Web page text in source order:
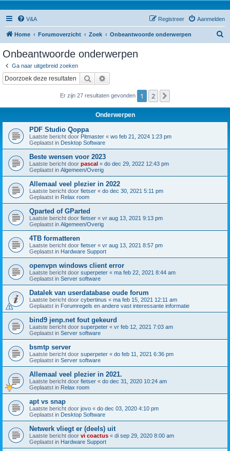
V&A Aanmelden
Registreer
Home Forumoverzicht Zoek Onbeantwoorde onderwerpen
Onbeantwoorde onderwerpen
Ga naar uitgebreid zoeken
Zoek
Er zijn 27 resultaten gevonden 1 2
Onderwerpen
PDF Studio Qoppa
Laatste bericht door Pitmaster « wo feb 21, 2024 1:23 pm
Geplaatst in Desktop Software
Beste wensen voor 2023
Laatste bericht door pascal « do dec 29, 2022 12:43 pm
Geplaatst in Algemeen/Overig
Allemaal veel plezier in 2022
Laatste bericht door fietser « do dec 30, 2021 5:11 pm
Geplaatst in Relax room
Qparted of GParted
Laatste bericht door fietser « vr aug 13, 2021 9:13 pm
Geplaatst in Algemeen/Overig
4TB formatteren
Laatste bericht door fietser « vr aug 13, 2021 8:57 pm
Geplaatst in Hardware Support
openvpn windows client error
Laatste bericht door superpeter « ma feb 22, 2021 8:44 am
Geplaatst in Server software
Datalek van userdatabase oude forum
Laatste bericht door cybertinus « ma feb 15, 2021 12:11 am
Geplaatst in Forumregels en andere vast interessante informatie
bind9 jenp.net fout gekeurd
Laatste bericht door superpeter « vr feb 12, 2021 7:03 am
Geplaatst in Server software
bsmtp server
Laatste bericht door superpeter « do feb 11, 2021 6:36 pm
Geplaatst in Server software
Allemaal veel plezier in 2021.
Laatste bericht door fietser « do dec 31, 2020 10:24 am
Geplaatst in Relax room
apt vs snap
Laatste bericht door jovo « do dec 03, 2020 4:10 pm
Geplaatst in Desktop Software
Netwerk vliegt er (deels) uit
Laatste bericht door vi coactus « di sep 29, 2020 8:00 am
Geplaatst in Hardware Support